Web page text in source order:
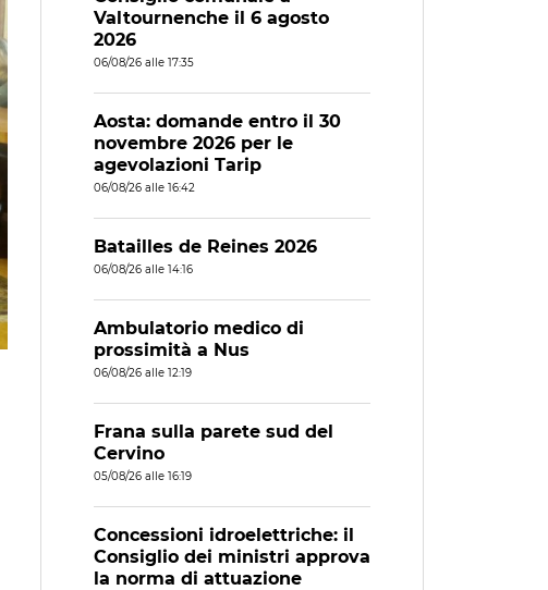
Valtournenche il 6 agosto
2026
06/08/26 alle 17:35
Aosta: domande entro il 30
novembre 2026 per le
agevolazioni Tarip
06/08/26 alle 16:42
Batailles de Reines 2026
06/08/26 alle 14:16
Ambulatorio medico di
prossimità a Nus
06/08/26 alle 12:19
Frana sulla parete sud del
Cervino
05/08/26 alle 16:19
Concessioni idroelettriche: il
Consiglio dei ministri approva
la norma di attuazione